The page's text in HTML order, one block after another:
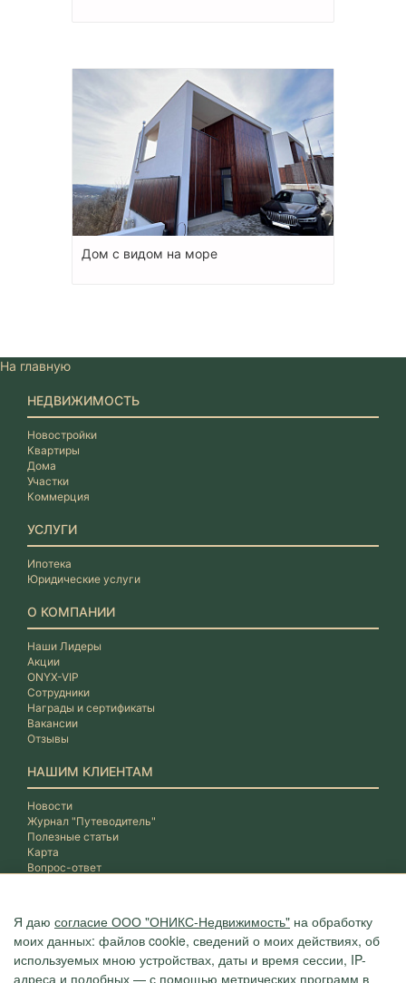
Дом с видом на море
Я даю согласие ООО "ОНИКС-Недвижимость" на обработку
моих данных: файлов cookie, сведений о моих действиях, об
используемых мною устройствах, даты и время сессии, IP-
адреса и подобных — с помощью метрических программ в
На главную
НЕДВИЖИМОСТЬ
Новостройки
Квартиры
Дома
Участки
Коммерция
УСЛУГИ
Ипотека
Юридические услуги
О КОМПАНИИ
Наши Лидеры
Акции
ONYX-VIP
Сотрудники
Награды и сертификаты
Вакансии
Отзывы
НАШИМ КЛИЕНТАМ
Новости
Журнал "Путеводитель"
Полезные статьи
Карта
Вопрос-ответ